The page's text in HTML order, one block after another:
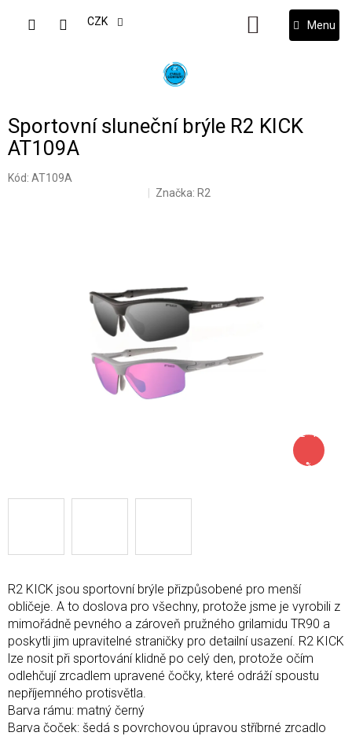
CZK
NÁKUPNÍ
KOŠÍK
Sportovní sluneční brýle R2 KICK
AT109A
Kód: AT109A
Značka: R2
až –11
%
R2 KICK jsou sportovní brýle přizpůsobené pro menší
obličeje. A to doslova pro všechny, protože jsme je vyrobili z
mimořádně pevného a zároveň pružného grilamidu TR90 a
poskytli jim upravitelné straničky pro detailní usazení. R2 KICK
lze nosit při sportování klidně po celý den, protože očím
odlehčují zrcadlem upravené čočky, které odráží spoustu
nepříjemného protisvětla.
Barva rámu: matný černý
Barva čoček: šedá s povrchovou úpravou stříbrné zrcadlo